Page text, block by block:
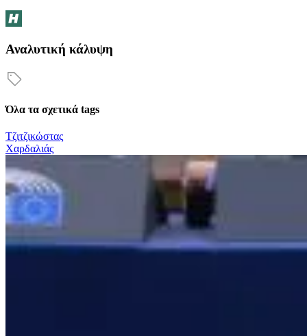
Αναλυτική κάλυψη
Όλα τα σχετικά tags
Τζιτζικώστας
Χαρδαλιάς